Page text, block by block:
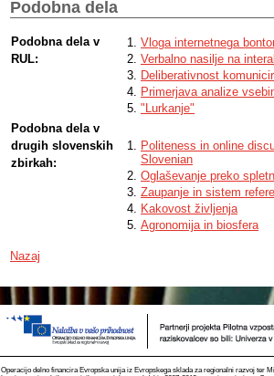
Podobna dela
Podobna dela v
RUL:
Vloga internetnega
Verbalno nasilje na
Deliberativnost
Primerjava analize
"Lurkanje"
Podobna dela v
drugih slovenskih
zbirkah:
Politeness in online
Slovenian
Oglaševanje preko
Zaupanje in sistem
Kakovost življenja
Agronomija in biosfera
Nazaj
Operacijo delno financira Evropska unija iz Evropskega sklada za regionalni razvoj ter